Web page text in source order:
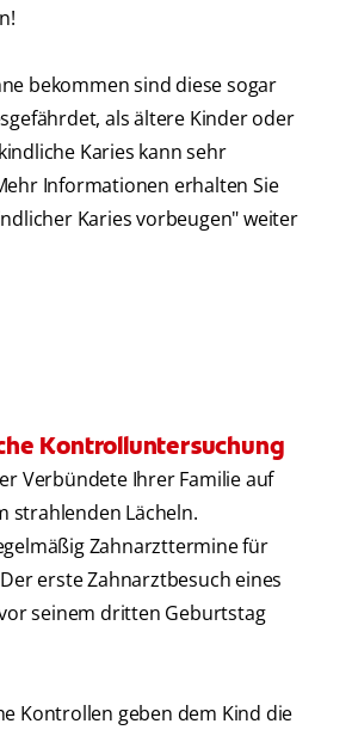
bekommen sind diese sogar
als ältere Kinder oder
Karies kann sehr
Informationen erhalten Sie
Karies vorbeugen" weiter
Kontrolluntersuchung
Verbündete Ihrer Familie auf
strahlenden Lächeln.
Zahnarzttermine für
erste Zahnarztbesuch eines
seinem dritten Geburtstag
Kontrollen geben dem Kind die